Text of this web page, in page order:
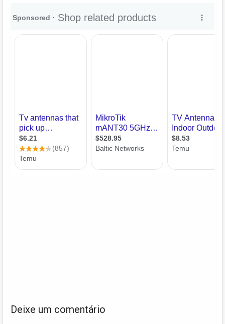
Deixe um comentário